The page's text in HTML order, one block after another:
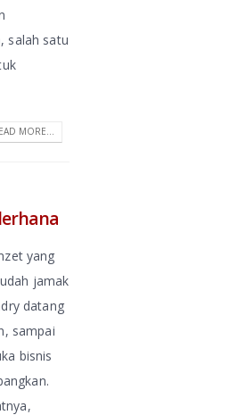
salah satu
MORE...
yang
jamak
datang
sampai
bisnis